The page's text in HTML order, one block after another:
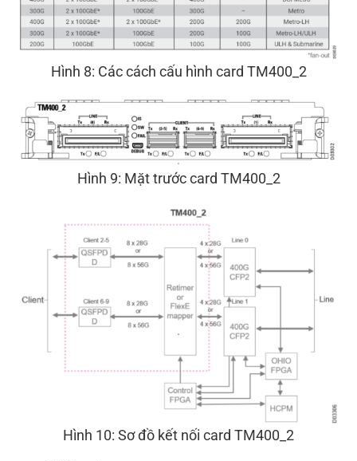
Hình 8: Các cách cấu hình card TM400_2
Hình 9: Mặt trước card TM400_2
Hình 10: Sơ đồ kết nối card TM400_2